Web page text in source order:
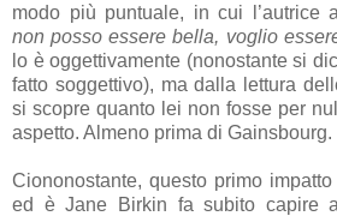
modo più puntuale, in cui l’autrice
non posso essere bella, voglio
lo è oggettivamente (nonostante si
fatto soggettivo), ma dalla lettura
si scopre quanto lei non fosse per
aspetto. Almeno prima di Gainsbourg.
Ciononostante, questo primo
ed è Jane Birkin fa subito capire